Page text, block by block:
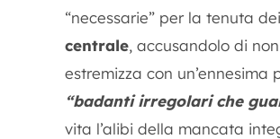
“necessarie” per la tenuta
centrale, accusandolo di
estremizza con un’ennesima
“badanti irregolari che
vita l’alibi della mancata